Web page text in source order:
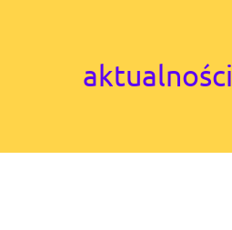
aktualności